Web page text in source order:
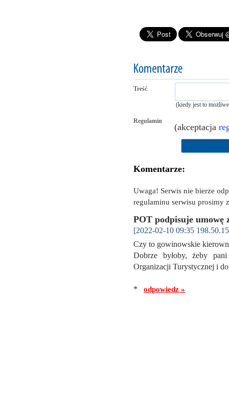
Treść
(kiedy jest to
Regulamin
(akceptacja
Komentarze:
Uwaga! Serwis nie bierze
regulaminu serwisu prosimy
POT podpisuje umowę
[2022-02-10 09:35
Czy to gowinowskie
Dobrze byłoby, żeby
Organizacji Turystycznej i
* odpowiedz »